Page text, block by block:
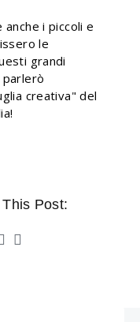
i piccoli e
le
grandi
creativa" del
Post: